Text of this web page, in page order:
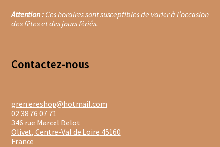
Waterdrop
Biscuits de chambord
Insectes comestibles
Poissons
Attention :Ces horaires sont susceptibles de varier à l’occasion
des fêtes et des jours fériés.
Contactez-nous
greniereshop@hotmail.com
02 38 76 07 71
346 rue Marcel Belot
Olivet, Centre-Val de Loire 45160
France